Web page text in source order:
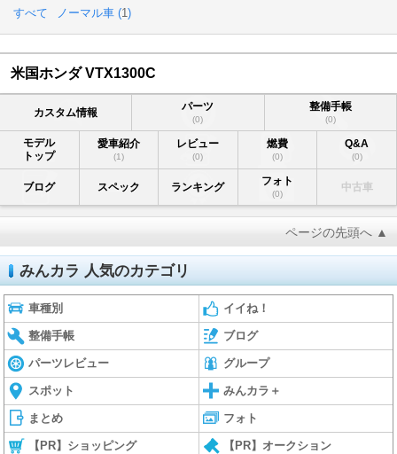
すべて ノーマル車 (1)
米国ホンダ VTX1300C
カスタム情報 パーツ
(0)
整備手帳
(0)
モデル
トップ
愛車紹介
(1)
レビュー
(0)
燃費
(0)
Q&A
(0)
ブログ スペック ランキング フォト
(0)
中古車
ページの先頭へ ▲
みんカラ 人気のカテゴリ
車種別 イイね！
整備手帳 ブログ
パーツレビュー グループ
スポット みんカラ＋
まとめ フォト
【PR】ショッピング 【PR】オークション